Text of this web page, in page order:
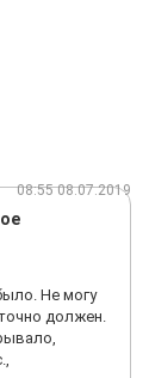
08:55 08.07.2019
Не могу
должен.